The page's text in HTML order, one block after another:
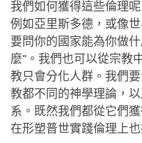
我們如何獲得這些倫理
例如亞里斯多德，或像
要問你的國家能為你做
麼”。我們也可以從宗教
教只會分化人群。我們
教都不同的神學理論，
系。既然我們都從它們
在形塑普世實踐倫理上也